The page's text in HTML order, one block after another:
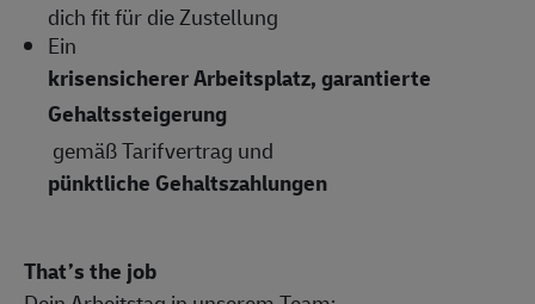
dich fit für die Zustellung
Ein
krisensicherer Arbeitsplatz, garantierte
Gehaltssteigerung
gemäß Tarifvertrag und
pünktliche Gehaltszahlungen
That’s the job